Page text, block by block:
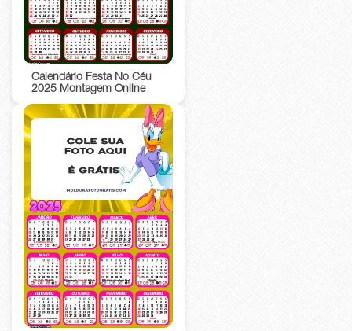
Calendário Festa No Céu
2025 Montagem Online